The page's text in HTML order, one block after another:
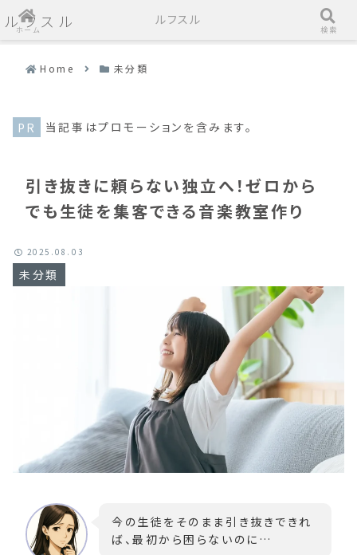
ルフスル
Home 未分類
引き抜きに頼らない独立へ！ゼロから
でも生徒を集客できる音楽教室作り
当記事はプロモーションを含みます。
未分類
2025.08.03
今の生徒をそのまま引き抜きできれ
ば、最初から困らないのに…
ホーム
ルフスル
検索